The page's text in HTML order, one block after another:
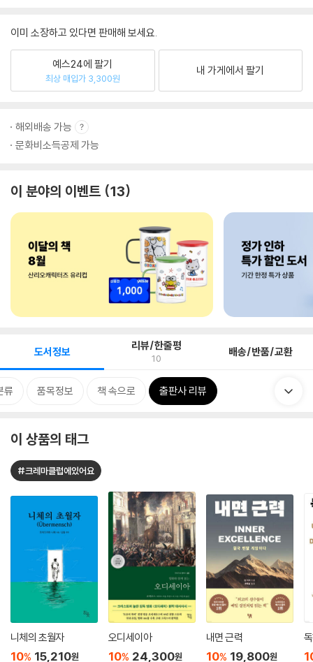
이미 소장하고 있다면 판매해 보세요.
예스24에 팔기
최상 매입가 3,300원
내 가게에서 팔기
해외배송 가능
문화비소득공제 가능
이 분야의 이벤트 13
도서정보 리뷰/한줄평
10 배송/반품/교환
류 품목정보 책 속으로 출판사 리뷰
이 상품의 태그
#크레마클럽에있어요
니체의 초월자
10% 15,210원
오디세이아
10% 24,300원
내면 근력
10% 19,800원